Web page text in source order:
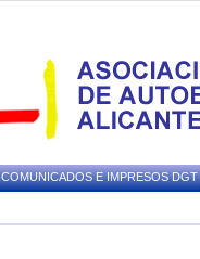
COMUNICADOS E IMPRESOS DGT